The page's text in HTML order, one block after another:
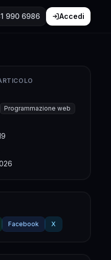
990 6986 Accedi
Programmazione web
Facebook X